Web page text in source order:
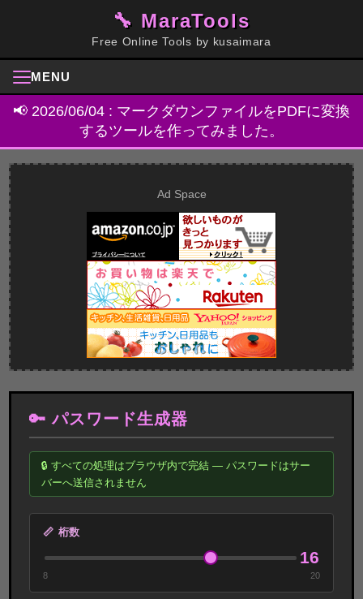
🔧 MaraTools
Free Online Tools by kusaimara
MENU
Home
MaraFile About Blog Donate
📢 2026/06/04 : マークダウンファイルをPDFに変換
するツールを作ってみました。
Ad Space
🔑 パスワード生成器
🔒 すべての処理はブラウザ内で完結 — パスワードはサー
バーへ送信されません
📏 桁数
16
8 20